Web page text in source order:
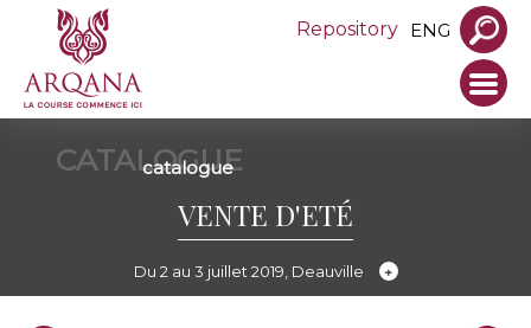
Repository ENG
CATALOGUE
catalogue
VENTE D'ETÉ
Du 2 au 3 juillet 2019, Deauville